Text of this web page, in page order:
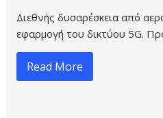
Διεθνής δυσαρέσκεια από
εφαρμογή του δικτύου 5G.
Read More